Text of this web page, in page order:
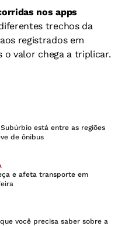
nos apps
trechos da
registrados em
o valor chega a triplicar.
está entre as regiões
de ônibus
e afeta transporte em
você precisa saber sobre a